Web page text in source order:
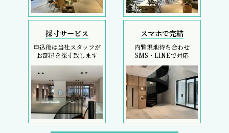
採寸サービス
申込後は当社スタッフが
お部屋を採寸致します
スマホで完結
内覧現地待ち合わせ
SMS・LINEで対応